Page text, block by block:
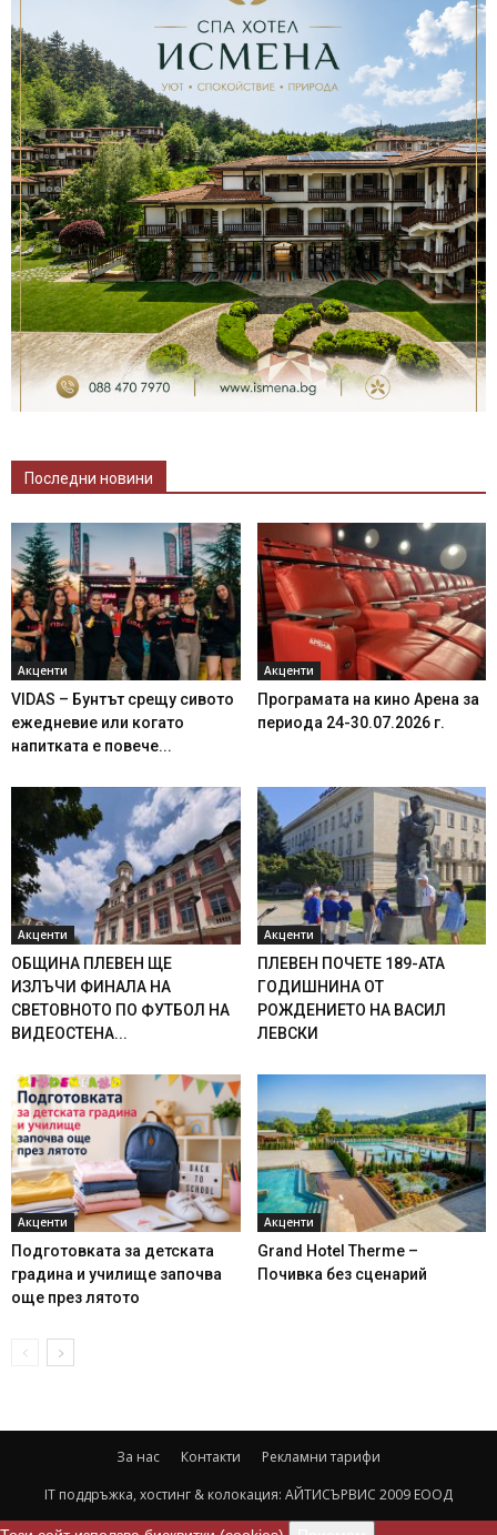
Последни новини
Акценти
VIDAS – Бунтът срещу сивото
ежедневие или когато
напитката е повече...
Акценти
Програмата на кино Арена за
периода 24-30.07.2026 г.
Акценти
ОБЩИНА ПЛЕВЕН ЩЕ
ИЗЛЪЧИ ФИНАЛА НА
СВЕТОВНОТО ПО ФУТБОЛ НА
ВИДЕОСТЕНА...
Акценти
ПЛЕВЕН ПОЧЕТЕ 189-АТА
ГОДИШНИНА ОТ
РОЖДЕНИЕТО НА ВАСИЛ
ЛЕВСКИ
Акценти
Подготовката за детската
градина и училище започва
още през лятото
Акценти
Grand Hotel Therme –
Почивка без сценарий
За нас Контакти
Рекламни тарифи
IT поддръжка, хостинг & колокация: АЙТИСЪРВИС 2009 ЕООД